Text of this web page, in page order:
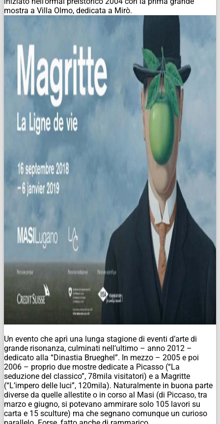
mostra a Villa Olmo, dedicata a Mirò.
Un evento che aprì una lunga stagione di eventi d’arte di
grande risonanza, culminati nell’ultimo – anno 2012 –
dedicato alla “Dinastia Brueghel”. In mezzo – 2005 e poi
2006 – proprio due mostre dedicate a Picasso (“La
seduzione del classico”, 78mila visitatori) e a Magritte
(“L’impero delle luci”, 120mila). Naturalmente in buona parte
diverse da quelle allestite o in corso al Masi (di Piccaso, tra
marzo e giugno, si potevano ammirare solo 105 lavori su
carta e 15 sculture) ma che segnano comunque un curioso